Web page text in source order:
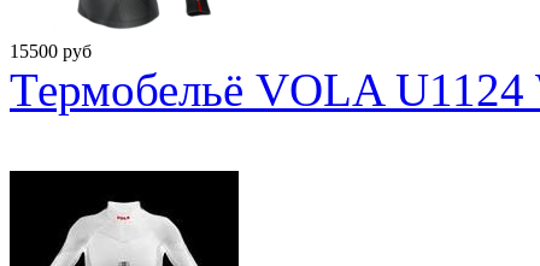
15500 руб
Термобельё VOLA